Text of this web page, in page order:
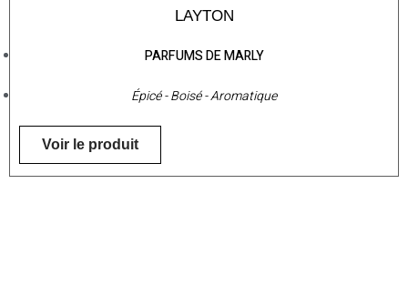
LAYTON
PARFUMS DE MARLY
Épicé - Boisé - Aromatique
Voir le produit